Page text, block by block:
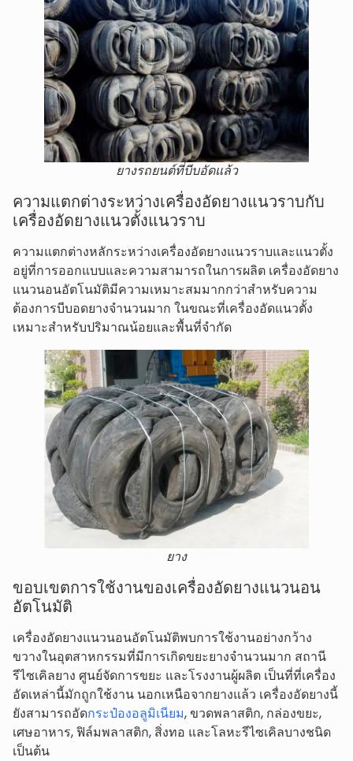
ยางรถยนต์ที่บีบอัดแล้ว
ความแตกต่างระหว่างเครื่องอัดยางแนวราบกับ
เครื่องอัดยางแนวตั้งแนวราบ
ความแตกต่างหลักระหว่างเครื่องอัดยางแนวราบและแนวตั้ง
อยู่ที่การออกแบบและความสามารถในการผลิต เครื่องอัดยาง
แนวนอนอัตโนมัติมีความเหมาะสมมากกว่าสำหรับความ
ต้องการบีบอดยางจำนวนมาก ในขณะที่เครื่องอัดแนวตั้ง
เหมาะสำหรับปริมาณน้อยและพื้นที่จำกัด
ยาง
ขอบเขตการใช้งานของเครื่องอัดยางแนวนอน
อัตโนมัติ
เครื่องอัดยางแนวนอนอัตโนมัติพบการใช้งานอย่างกว้าง
ขวางในอุตสาหกรรมที่มีการเกิดขยะยางจำนวนมาก สถานี
รีไซเคิลยาง ศูนย์จัดการขยะ และโรงงานผู้ผลิต เป็นที่ที่เครื่อง
อัดเหล่านี้มักถูกใช้งาน นอกเหนือจากยางแล้ว เครื่องอัดยางนี้
ยังสามารถอัดกระป๋องอลูมิเนียม, ขวดพลาสติก, กล่องขยะ,
เศษอาหาร, ฟิล์มพลาสติก, สิ่งทอ และโลหะรีไซเคิลบางชนิด
เป็นต้น